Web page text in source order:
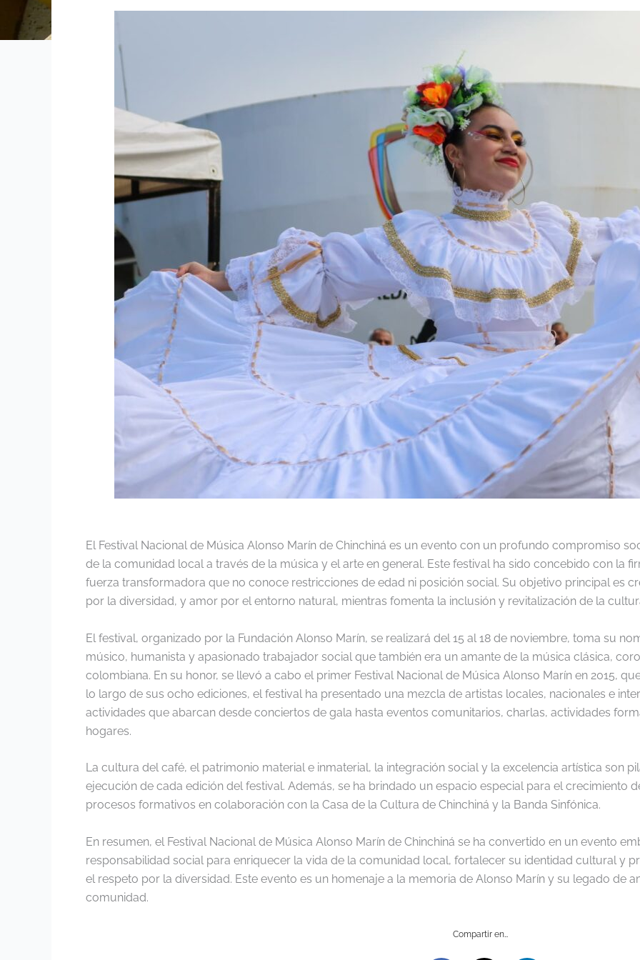
El Festival Nacional de Música Alonso Marín de Chinchiná es un evento con un profundo compromiso
de la comunidad local a través de la música y el arte en general. Este festival ha sido concebido con la
fuerza transformadora que no conoce restricciones de edad ni posición social. Su objetivo principal es
por la diversidad, y amor por el entorno natural, mientras fomenta la inclusión y revitalización de la
El festival, organizado por la Fundación Alonso Marín, se realizará del 15 al 18 de noviembre, toma su
músico, humanista y apasionado trabajador social que también era un amante de la música clásica,
colombiana. En su honor, se llevó a cabo el primer Festival Nacional de Música Alonso Marín en 2015,
lo largo de sus ocho ediciones, el festival ha presentado una mezcla de artistas locales, nacionales e
actividades que abarcan desde conciertos de gala hasta eventos comunitarios, charlas, actividades
hogares.
La cultura del café, el patrimonio material e inmaterial, la integración social y la excelencia artística son
ejecución de cada edición del festival. Además, se ha brindado un espacio especial para el crecimiento
procesos formativos en colaboración con la Casa de la Cultura de Chinchiná y la Banda Sinfónica.
En resumen, el Festival Nacional de Música Alonso Marín de Chinchiná se ha convertido en un evento
responsabilidad social para enriquecer la vida de la comunidad local, fortalecer su identidad cultural y
el respeto por la diversidad. Este evento es un homenaje a la memoria de Alonso Marín y su legado de
comunidad.
Compartir en…